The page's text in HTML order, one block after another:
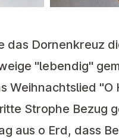
das Dornenkreuz
"lebendig"
Weihnachtslied
Strophe Bezug
aus o Erd, dass